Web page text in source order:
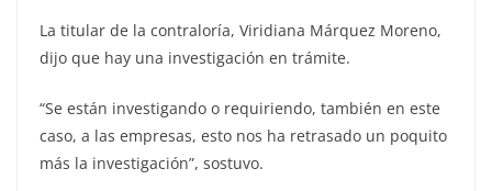
La titular de la contraloría, Viridiana Márquez Moreno,
dijo que hay una investigación en trámite.
“Se están investigando o requiriendo, también en este
caso, a las empresas, esto nos ha retrasado un poquito
más la investigación”, sostuvo.